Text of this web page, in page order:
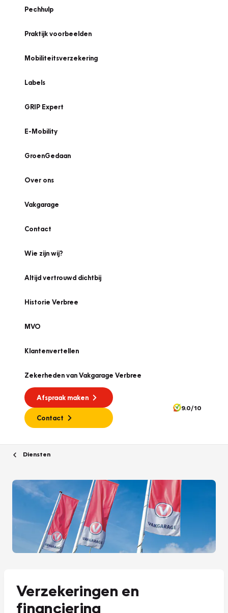
Pechhulp
Praktijk voorbeelden
Mobiliteitsverzekering
Labels
GRIP Expert
E-Mobility
GroenGedaan
Over ons
Vakgarage
Contact
Wie zijn wij?
Altijd vertrouwd dichtbij
Historie Verbree
MVO
Klantenvertellen
Zekerheden van Vakgarage Verbree
Afspraak maken
Contact
9.0/10
Diensten
Verzekeringen en
financiering